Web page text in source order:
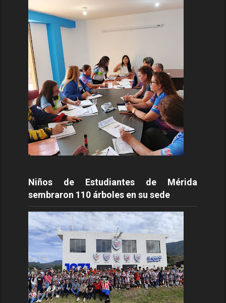
Niños de Estudiantes de Mérida
sembraron 110 árboles en su sede